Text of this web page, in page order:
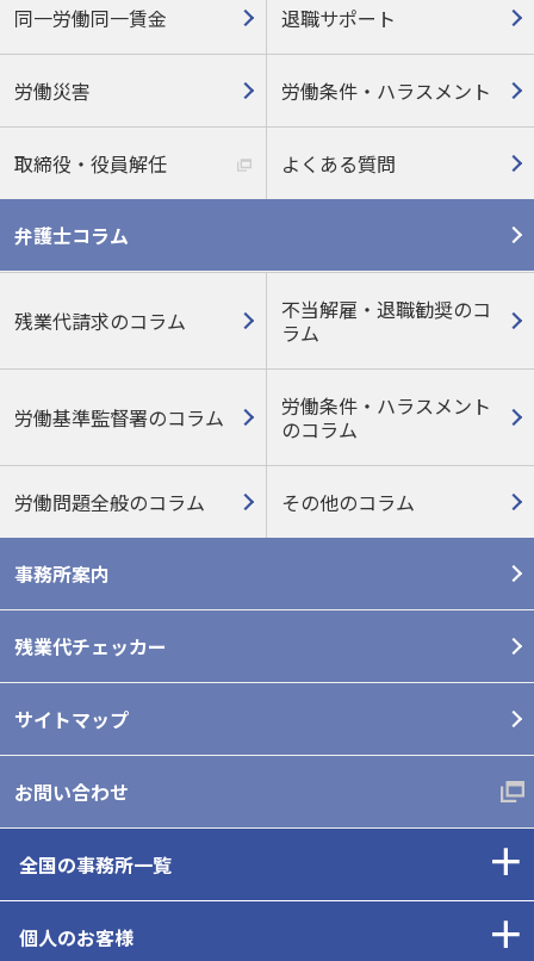
同一労働同一賃金 退職サポート
労働災害 労働条件・ハラスメント
取締役・役員解任 よくある質問
弁護士コラム
残業代請求のコラム
不当解雇・退職勧奨のコ
ラム
労働基準監督署のコラム
労働条件・ハラスメント
のコラム
労働問題全般のコラム その他のコラム
事務所案内
残業代チェッカー
サイトマップ
お問い合わせ
全国の事務所一覧
個人のお客様